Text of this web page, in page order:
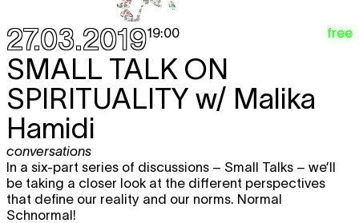
27.03.201919:00 free
SMALL TALK ON
SPIRITUALITY w/ Malika
Hamidi
conversations
In a six-part series of discussions – Small Talks – we’ll
be taking a closer look at the different perspectives
that define our reality and our norms. Normal
Schnormal!